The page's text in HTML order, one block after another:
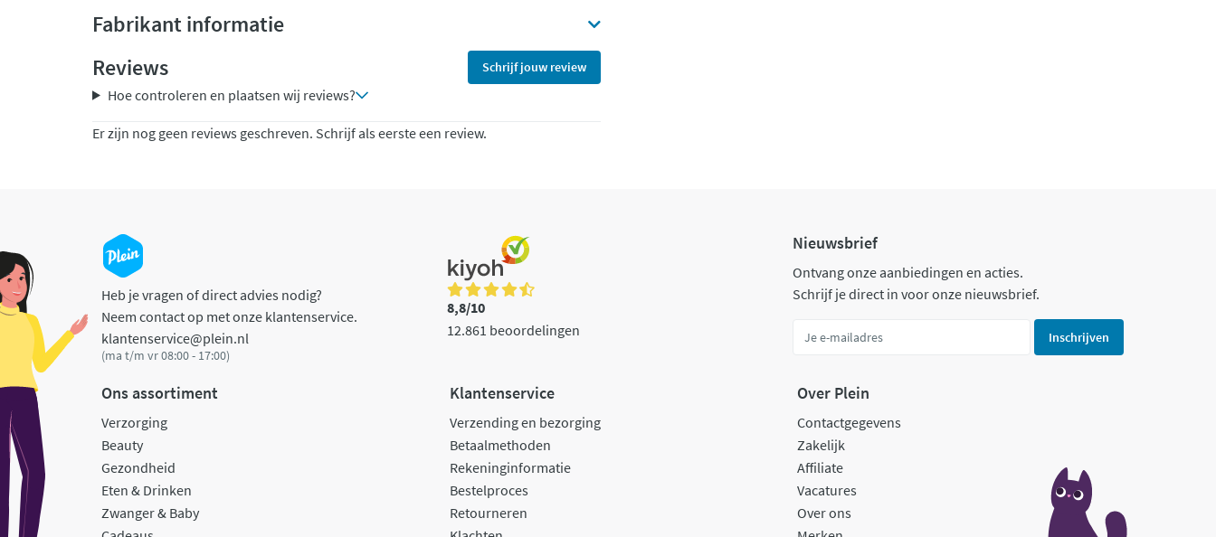
Fabrikant informatie
Reviews
Schrijf jouw review
Hoe controleren en plaatsen wij reviews?
Er zijn nog geen reviews geschreven. Schrijf als eerste een review.
Heb je vragen of direct advies nodig?
Neem contact op met onze klantenservice.
klantenservice@plein.nl
(ma t/m vr 08:00 - 17:00)
8,8/10
12.861 beoordelingen
Nieuwsbrief
Ontvang onze aanbiedingen en acties.
Schrijf je direct in voor onze nieuwsbrief.
Inschrijven
Ons assortiment
Verzorging
Beauty
Gezondheid
Eten & Drinken
Zwanger & Baby
Klantenservice
Verzending en bezorging
Betaalmethoden
Rekeninginformatie
Bestelproces
Retourneren
Over Plein
Contactgegevens
Zakelijk
Affiliate
Vacatures
Over ons